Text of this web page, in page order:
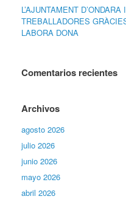
L’AJUNTAMENT
TREBALLADORES
LABORA DONA
Comentarios recientes
Archivos
agosto 2026
julio 2026
junio 2026
mayo 2026
abril 2026